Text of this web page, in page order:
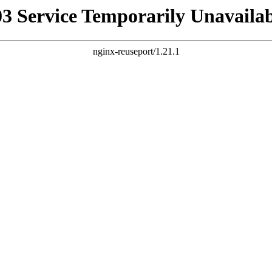
Service Temporarily
nginx-reuseport/1.21.1